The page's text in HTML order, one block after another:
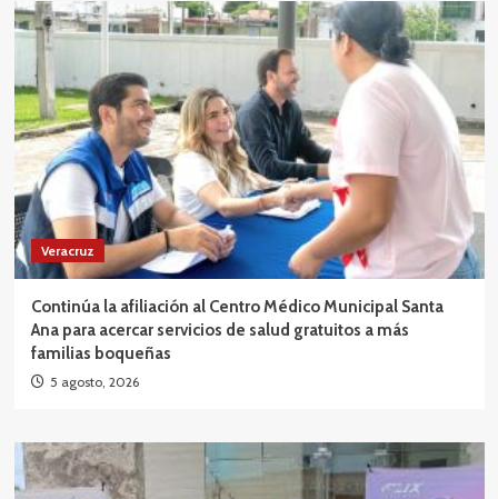
Veracruz
Continúa la afiliación al Centro Médico Municipal Santa
Ana para acercar servicios de salud gratuitos a más
familias boqueñas
5 agosto, 2026